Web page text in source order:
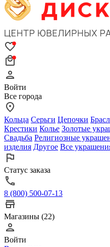
Войти
Все города
Кольца Серьги Цепочки
Крестики Колье Золотые
Свадьба Религиозные
изделия Другое Все
Статус заказа
8 (800) 500-07-13
Магазины (22)
Войти